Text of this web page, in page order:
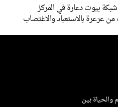
دعارة في المركز
بالاستعباد والاغتصاب
بين